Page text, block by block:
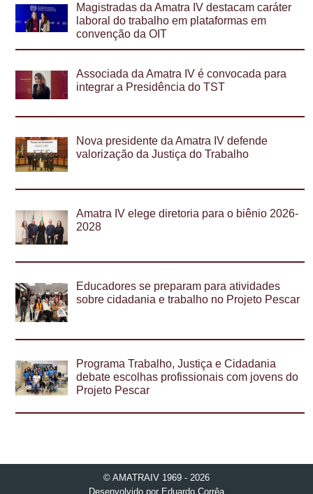
Magistradas da Amatra IV destacam caráter
laboral do trabalho em plataformas em
convenção da OIT
Associada da Amatra IV é convocada para
integrar a Presidência do TST
Nova presidente da Amatra IV defende
valorização da Justiça do Trabalho
Amatra IV elege diretoria para o biênio 2026-
2028
Educadores se preparam para atividades
sobre cidadania e trabalho no Projeto Pescar
Programa Trabalho, Justiça e Cidadania
debate escolhas profissionais com jovens do
Projeto Pescar
© AMATRAIV 1969 - 2026
Desenvolvido por Eduardo Corrêa